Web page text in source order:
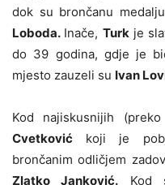
dok su brončanu
Loboda. Inače, Turkje
do 39 godina, gdje je
mjesto zauzeli su Ivan
Kod najiskusnijih
Cvetković koji je
brončanim odličjem
Zlatko Janković. Kod